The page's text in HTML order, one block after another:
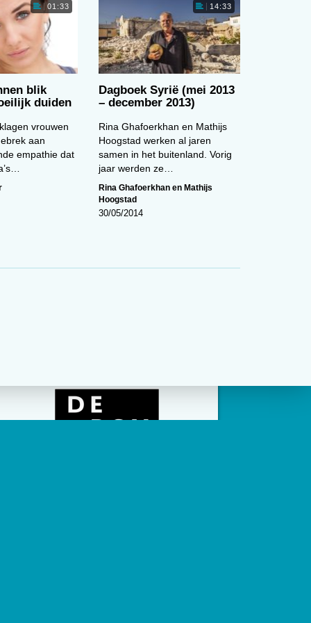
in
01:33
blik
duiden
vrouwen
aan
empathie dat
14:33
Dagboek Syrië (mei 2013
– december 2013)
Rina Ghafoerkhan en Mathijs
Hoogstad werken al jaren
samen in het buitenland. Vorig
jaar werden ze…
Rina Ghafoerkhan en Mathijs
Hoogstad
30/05/2014